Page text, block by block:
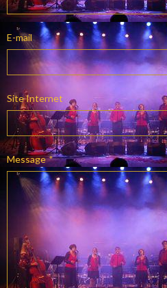
E-mail
Site Internet
Message